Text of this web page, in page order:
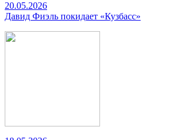
20.05.2026
Давид Фиэль покидает «Кузбасс»